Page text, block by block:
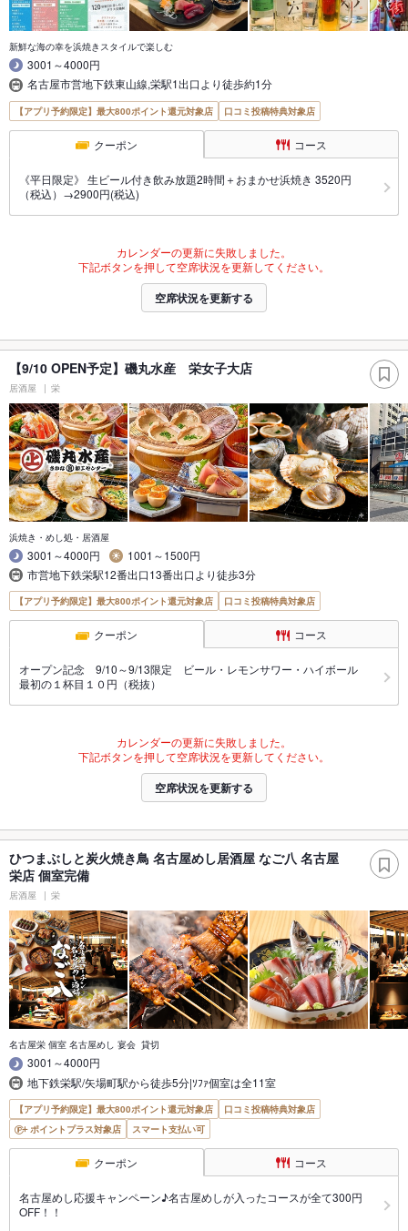
新鮮な海の幸を浜焼きスタイルで楽しむ
3001～4000円
名古屋市営地下鉄東山線,栄駅1出口より徒歩約1分
【アプリ予約限定】最大800ポイント還元対象店 口コミ投稿特典対象店
クーポン コース
《平日限定》 生ビール付き飲み放題2時間＋おまかせ浜焼き 3520円
（税込）→2900円(税込)
カレンダーの更新に失敗しました。
下記ボタンを押して空席状況を更新してください。
空席状況を更新する
【9/10 OPEN予定】磯丸水産 栄女子大店
居酒屋 栄
浜焼き・めし処・居酒屋
3001～4000円
1001～1500円
市営地下鉄栄駅12番出口13番出口より徒歩3分
【アプリ予約限定】最大800ポイント還元対象店 口コミ投稿特典対象店
クーポン コース
オープン記念 9/10～9/13限定 ビール・レモンサワー・ハイボール
最初の１杯目１０円（税抜）
カレンダーの更新に失敗しました。
下記ボタンを押して空席状況を更新してください。
空席状況を更新する
ひつまぶしと炭火焼き鳥 名古屋めし居酒屋 なご八 名古屋
栄店 個室完備
居酒屋 栄
名古屋栄 個室 名古屋めし 宴会 貸切
3001～4000円
地下鉄栄駅/矢場町駅から徒歩5分|ｿﾌｧ個室は全11室
【アプリ予約限定】最大800ポイント還元対象店
口コミ投稿特典対象店
ポイントプラス対象店
スマート支払い可
クーポン コース
名古屋めし応援キャンペーン♪名古屋めしが入ったコースが全て300円
OFF！！